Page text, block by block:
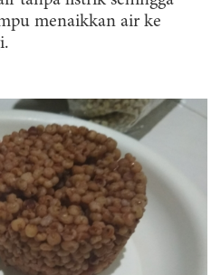
menaikkan air ke